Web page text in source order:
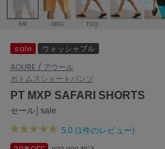
ェア (121)
(124)
アニュアンス
ànuke
アンヌーク
ASICS
アシックス
Ballelite
IVR ORG TUQ
sale
ウォッシャブル
AOURE / アウール
ボトムスショートパンツ
PT MXP SAFARI SHORTS
セール│sale
5.0 (1件のレビュー)